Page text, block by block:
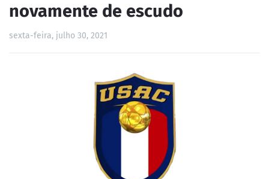
novamente de escudo
sexta-feira, julho 30, 2021